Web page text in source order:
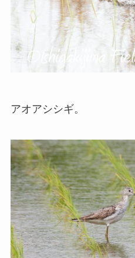
アオアシシギ。